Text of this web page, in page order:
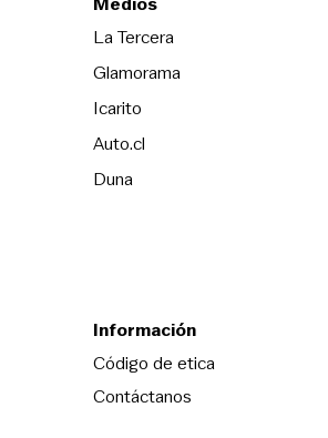
La TerceraOpens in new
Glamorama
Icarito
Auto.cl
DunaOpens in new window
Información
Código de eticaOpens in new
Contáctanos